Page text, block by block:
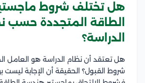
هل تختلف شروط
الطاقة المتجددة حسب
الدراسة؟
هل تعتقد أن نظام الدراسة هو العامل
شروط القبول؟ الحقيقة أن الإجابة ليست